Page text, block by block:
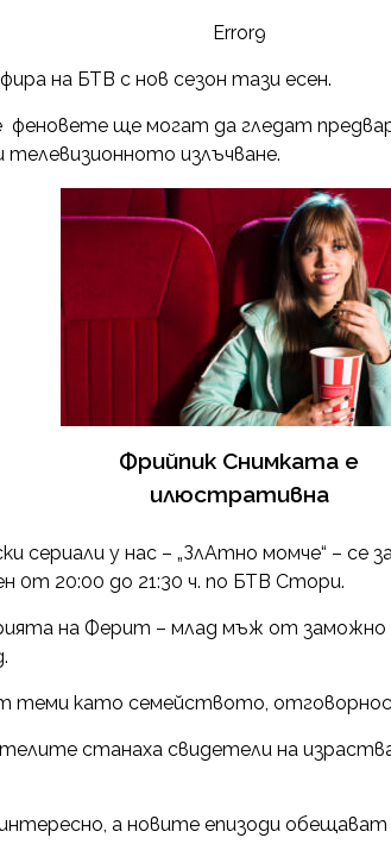
Error9
на БТВ с нов сезон тази есен.
ще могат да гледат
излъчване.
Фрийпик Снимката е
илюстративна
сериали у нас – „ЗлАтно момче“ – се
0т 20:00 до 21:30 ч. по БТВ Стори.
на Ферит – млад мъж от заможно
теми като семейството,
станаха свидетели на
а новите епизоди